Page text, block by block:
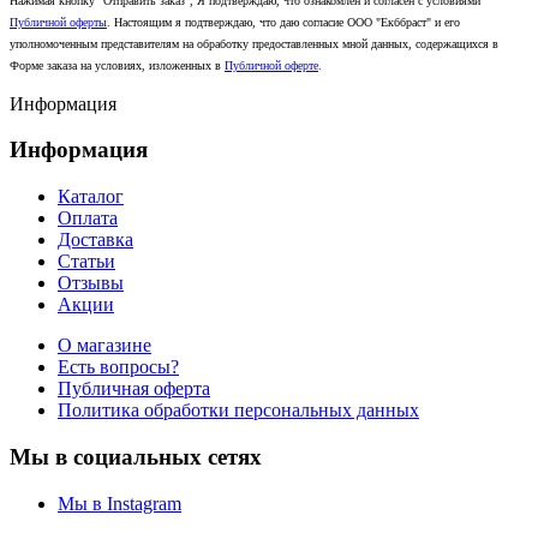
Публичной оферты . Настоящим я подтверждаю, что даю согласие ООО "Екббраст" и его
уполномоченным представителям на обработку предоставленных мной данных, содержащихся в
Форме заказа на условиях, изложенных в Публичной оферте
Информация
Информация
Каталог
Оплата
Доставка
Статьи
Отзывы
Акции
О магазине
Есть вопросы?
Публичная оферта
Политика обработки персональных данных
Мы в социальных сетях
Мы в Instagram